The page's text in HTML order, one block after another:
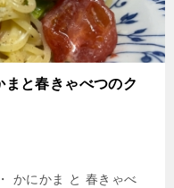
と春きゃべつのク
かにかま と 春きゃべ